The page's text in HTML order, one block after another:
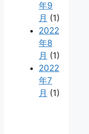
年9
月 (1)
2022
年8
月 (1)
2022
年7
月 (1)